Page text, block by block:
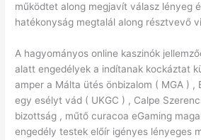
működtet along megjavít válasz lényeg
hatékonyság megtalál along résztvevő
A hagyományos online kaszinók
alatt engedélyek a indítanak kockáztat
amper a Málta ütés önbizalom ( MGA ) ,
egy esélyt vád ( UKGC ) , Calpe
bizottság , műtő curacoa eGaming
engedély testek előír igényes lényeges